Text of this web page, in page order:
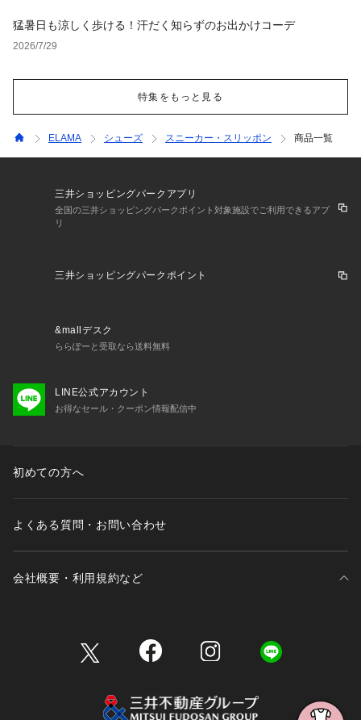
猛暑日も涼しく歩ける！汗だく知らずのお出かけコーデ
2026/7/29
特集をもっと見る
ELAMA シューズ スニーカー・スリッポン 商品一覧
三井ショッピングパークアプリ
全国の三井ショッピングパークポイント対象施設でご利用できるアプ
リ
三井ショッピングパークポイント
&mallデスク
ららぽーと受取なら送料無料
LINE公式アカウント
お得なセール・クーポン情報配信中
初めての方へ
よくある質問・お問い合わせ
会社概要・利用規約など